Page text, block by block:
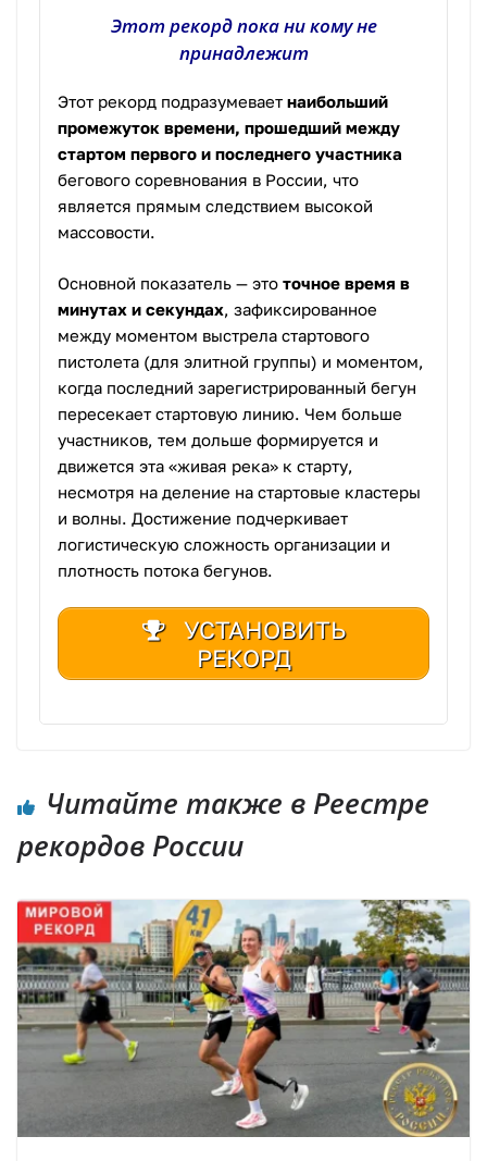
Этот рекорд пока ни кому не
принадлежит
Этот рекорд подразумевает наибольший
промежуток времени, прошедший между
стартом первого и последнего участника
бегового соревнования в России, что
является прямым следствием высокой
массовости.
Основной показатель — это точное время в
минутах и секундах, зафиксированное
между моментом выстрела стартового
пистолета (для элитной группы) и моментом,
когда последний зарегистрированный бегун
пересекает стартовую линию. Чем больше
участников, тем дольше формируется и
движется эта «живая река» к старту,
несмотря на деление на стартовые кластеры
и волны. Достижение подчеркивает
логистическую сложность организации и
плотность потока бегунов.
УСТАНОВИТЬ
РЕКОРД
Читайте также в Реестре
рекордов России